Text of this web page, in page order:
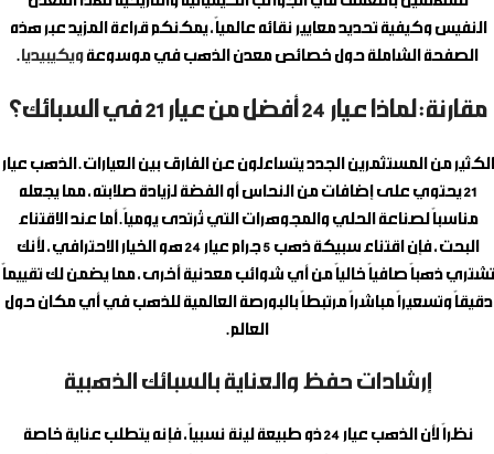
النفيس وكيفية تحديد معايير نقائه عالمياً، يمكنكم قراءة المزيد عبر هذه
الصفحة الشاملة حول خصائص معدن الذهب في موسوعة ويكيبيديا .
مقارنة: لماذا عيار 24 أفضل من عيار 21 في السبائك؟
الكثير من المستثمرين الجدد يتساءلون عن الفارق بين العيارات. الذهب عيار
21 يحتوي على إضافات من النحاس أو الفضة لزيادة صلابته، مما يجعله
مناسباً لصناعة الحلي والمجوهرات التي تُرتدى يومياً. أما عند الاقتناء
البحت، فإن اقتناء سبيكة ذهب 5 جرام
عيار 24 هو الخيار الاحترافي، لأنك
تشتري ذهباً صافياً خالياً من أي شوائب معدنية أخرى، مما يضمن لك تقييماً
دقيقاً وتسعيراً مباشراً مرتبطاً بالبورصة العالمية للذهب في أي مكان حول
العالم.
إرشادات حفظ والعناية بالسبائك الذهبية
نظراً لأن الذهب عيار 24 ذو طبيعة لينة نسبياً، فإنه يتطلب عناية خاصة